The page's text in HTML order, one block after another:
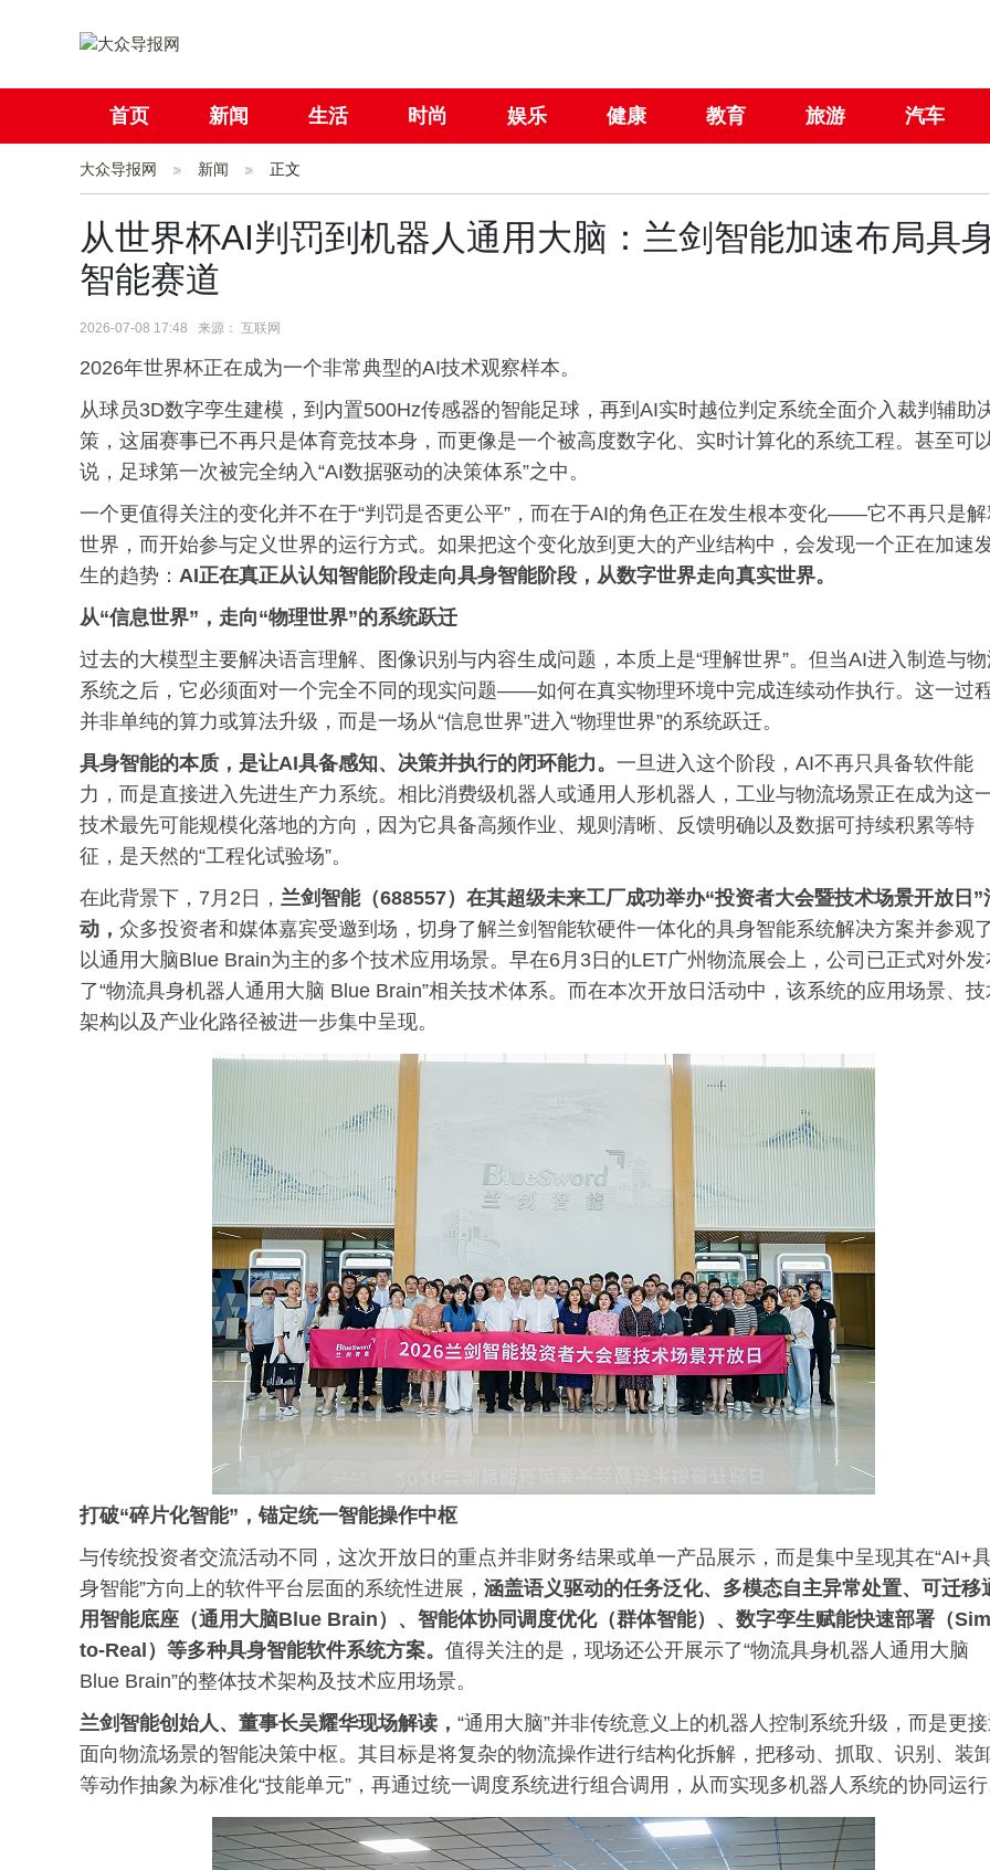
首页 新闻 生活 时尚 娱乐 健康 教育 旅游 汽车
社会 国际
大众导报网 新闻 正文
从世界杯AI判罚到机器人通用大脑：兰剑智能加速布局具
智能赛道
2026-07-08 17:48 来源： 互联网
2026年世界杯正在成为一个非常典型的AI技术观察样本。
从球员3D数字孪生建模，到内置500Hz传感器的智能足球，再到AI实时越位判定系统全面介入裁判辅助
策，这届赛事已不再只是体育竞技本身，而更像是一个被高度数字化、实时计算化的系统工程。甚至可
说，足球第一次被完全纳入“AI数据驱动的决策体系”之中。
一个更值得关注的变化并不在于“判罚是否更公平”，而在于AI的角色正在发生根本变化——它不再只是解
世界，而开始参与定义世界的运行方式。如果把这个变化放到更大的产业结构中，会发现一个正在加速
生的趋势： AI正在真正从认知智能阶段走向具身智能阶段 ， 从数字世界走向真实世界。
从“信息世界” ， 走向“物理世界”的系统跃迁
过去的大模型主要解决语言理解、图像识别与内容生成问题，本质上是“理解世界”。但当AI进入制造与
系统之后，它必须面对一个完全不同的现实问题——如何在真实物理环境中完成连续动作执行。这一过
并非单纯的算力或算法升级，而是一场从“信息世界”进入“物理世界”的系统跃迁。
具身智能的本质，是让AI具备感知、决策并执行的闭环能力。 一旦进入这个阶段，AI不再只具备软件能
力，而是直接进入先进生产力系统。相比消费级机器人或通用人形机器人，工业与物流场景正在成为这
技术最先可能规模化落地的方向，因为它具备高频作业、规则清晰、反馈明确以及数据可持续积累等特
征，是天然的“工程化试验场”。
在此背景下，7月2日， 兰剑智能（688557）在其超级未来工厂成功举办“投资者大会暨技术场景开放日”
动 ， 众多投资者和媒体嘉宾受邀到场，切身了解兰剑智能软硬件一体化的具身智能系统解决方案并参观
以通用大脑Blue Brain为主的多个技术应用场景。早在6月3日的LET广州物流展会上，公司已正式对外发
了“物流具身机器人通用大脑 Blue Brain”相关技术体系。而在本次开放日活动中，该系统的应用场景、技
架构以及产业化路径被进一步集中呈现。
打破“碎片化智能” ， 锚定统一智能操作中枢
与传统投资者交流活动不同，这次开放日的重点并非财务结果或单一产品展示，而是集中呈现其在“AI+
身智能”方向上的软件平台层面的系统性进展， 涵盖语义驱动的任务泛化、多模态自主异常处置、可迁移
用智能底座（通用大脑Blue Brain）、智能体协同调度优化（群体智能）、数字孪生赋能快速部署（
to-Real）等多种具身智能软件系统方案。 值得关注的是，现场还公开展示了“物流具身机器人通用大脑
Blue Brain”的整体技术架构及技术应用场景。
兰剑智能创始人、董事长吴耀华现场解读， “通用大脑”并非传统意义上的机器人控制系统升级，而是更
面向物流场景的智能决策中枢。其目标是将复杂的物流操作进行结构化拆解，把移动、抓取、识别、装
等动作抽象为标准化“技能单元”，再通过统一调度系统进行组合调用，从而实现多机器人系统的协同运行